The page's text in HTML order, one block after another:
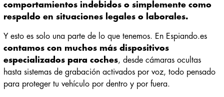
comportamientos indebidos o simplemente como
respaldo en situaciones legales o laborales.
Y esto es solo una parte de lo que tenemos. En Espiando.es
contamos con muchos más dispositivos
especializados para coches, desde cámaras ocultas
hasta sistemas de grabación activados por voz, todo pensado
para proteger tu vehículo por dentro y por fuera.